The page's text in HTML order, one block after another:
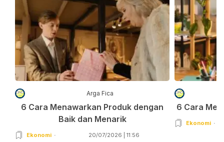
Arga Fica
6 Cara Menawarkan Produk dengan
Baik dan Menarik
Ekonomi 20/07/2026 | 11:56
6 Cara
Ekonomi